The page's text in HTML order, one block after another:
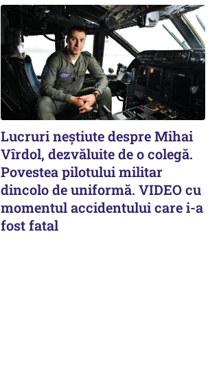
Lucruri neștiute despre Mihai
Vîrdol, dezvăluite de o colegă.
Povestea pilotului militar
dincolo de uniformă. VIDEO cu
momentul accidentului care i-a
fost fatal